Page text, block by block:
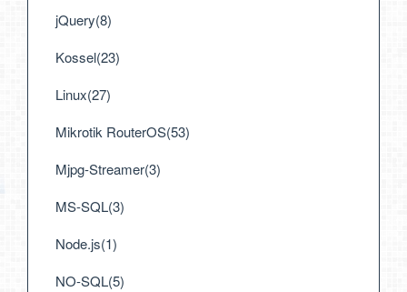
jQuery(8)
Kossel(23)
Linux(27)
Mikrotik RouterOS(53)
Mjpg-Streamer(3)
MS-SQL(3)
Node.js(1)
NO-SQL(5)